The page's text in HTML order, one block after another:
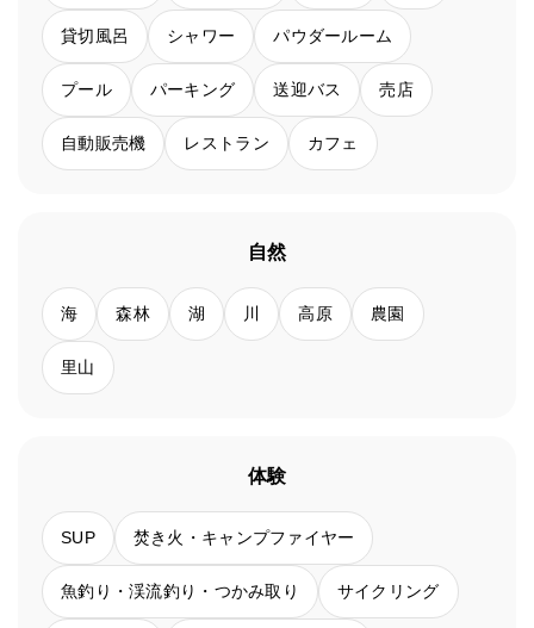
貸切風呂 シャワー パウダールーム
プール パーキング 送迎バス 売店
自動販売機 レストラン カフェ
自然
海 森林 湖 川 高原 農園
里山
体験
SUP 焚き火・キャンプファイヤー
魚釣り・渓流釣り・つかみ取り サイクリング